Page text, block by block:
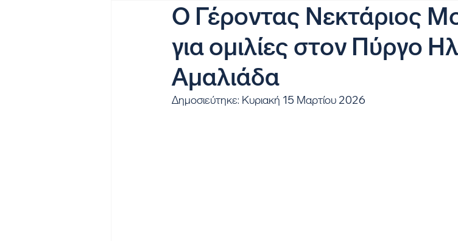
Ο Γέροντας Νεκτάριος
για ομιλίες στον Πύργο
Αμαλιάδα
Δημοσιεύτηκε: Κυριακή 15 Μαρτίου 2026